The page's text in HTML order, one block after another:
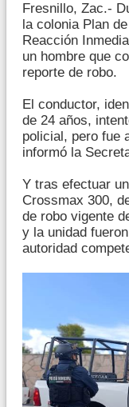
Fresnillo, Zac.-
la colonia Plan
Reacción
un hombre que
reporte de robo.
El conductor,
de 24 años,
policial, pero fue
informó la
Y tras efectuar
Crossmax 300,
de robo vigente
y la unidad
autoridad